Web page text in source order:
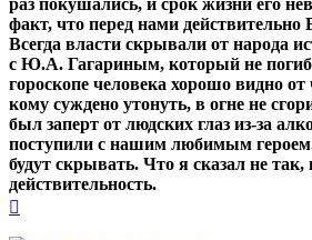
раз покушались, и срок жизни его
факт, что перед нами
Всегда власти скрывали от народа
с Ю.А. Гагариным, который не погиб
гороскопе человека хорошо видно от
кому суждено утонуть, в огне не
был заперт от людских глаз из-за
поступили с нашим любимым
будут скрывать. Что я сказал не так,
действительность.